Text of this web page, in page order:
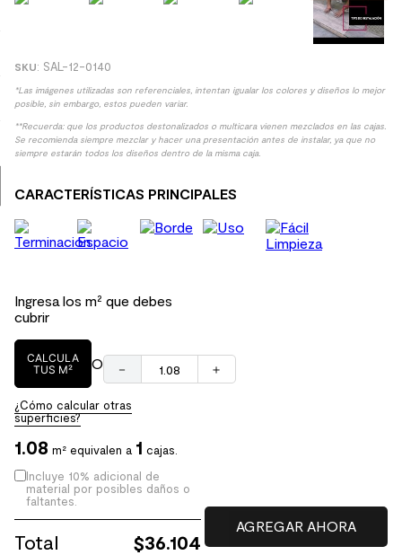
: SAL-12-0140
*Las imágenes utilizadas son referenciales, intentan igualar los colores y diseños lo mejor
posible, sin embargo, estos pueden variar.
**Recuerda: que los productos destonalizados o multicara vienen mezclados en las cajas.
Se recomienda siempre mezclar y hacer una presentación antes de instalar, ya que no
siempre estarán todos los diseños dentro de la misma caja.
CARACTERÍSTICAS PRINCIPALES
Ingresa los m² que debes
cubrir
CALCULA
TUS M²
O ＋
－
¿Cómo calcular otras
superficies?
1.08 m² equivalen a 1 cajas.
Incluye 10% adicional de
material por posibles daños o
faltantes.
Total $36.104